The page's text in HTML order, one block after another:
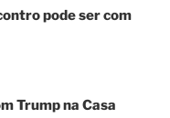
pode ser com
Trump na Casa